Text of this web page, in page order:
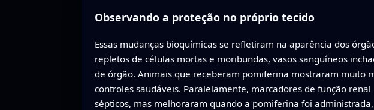
Observando a proteção no próprio tecido
Essas mudanças bioquímicas se refletiram na aparência dos
repletos de células mortas e moribundas, vasos sanguíneos
de órgão. Animais que receberam pomiferina mostraram muito
controles saudáveis. Paralelamente, marcadores de função
sépticos, mas melhoraram quando a pomiferina foi